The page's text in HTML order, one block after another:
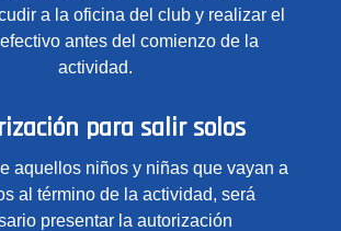
a la oficina del club y realizar el
antes del comienzo de la
actividad.
para salir solos
aquellos niños y niñas que vayan a
al término de la actividad, será
presentar la autorización